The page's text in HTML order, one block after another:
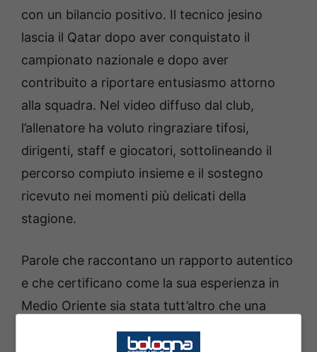
con un bilancio positivo. Il tecnico jesino
lascia il Qatar dopo aver conquistato il
campionato nazionale e dopo aver
contribuito a riportare entusiasmo attorno
alla squadra. Nel video diffuso dal club,
l’allenatore ha voluto ringraziare tifosi,
dirigenti, staff e giocatori, sottolineando il
percorso compiuto insieme e il sostegno
ricevuto nei momenti più delicati della
stagione.
Parole che raccontano un rapporto autentico
e che certificano come la sua esperienza in
Medio Oriente sia stata tutt’altro che una
parentesi marginale. Anzi, per molti